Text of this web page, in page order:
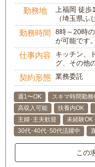
勤務地
上福岡 徒歩
（埼玉県ふ
勤務時間
8時～20時
が可能です
仕事内容
キッチン、
グ、その他
契約形態 業務委託
週1〜OK スキマ時間勤務
高収入可能
扶養内OK
主婦･主夫歓迎
未経験OK
30代･40代･50代活躍中
この